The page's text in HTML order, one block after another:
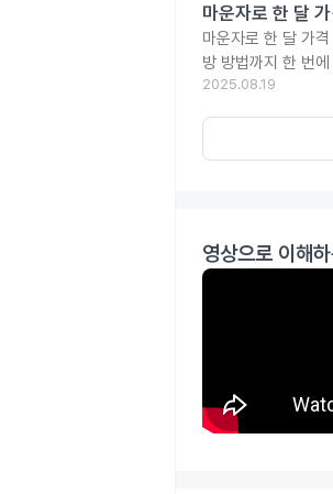
마운자로 한 달
마운자로 한 달 가
방 방법까지 한 번
2025.08.19
영상으로 이해